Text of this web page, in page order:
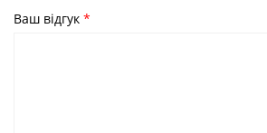
Ваш відгук *